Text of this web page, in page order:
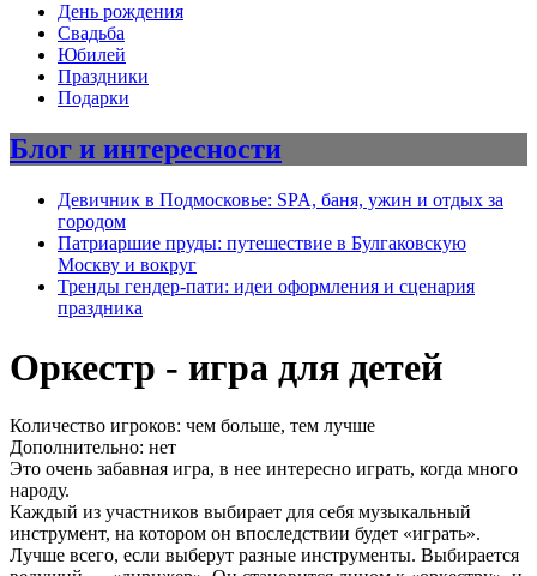
День рождения
Свадьба
Юбилей
Праздники
Подарки
Блог и интересности
Девичник в Подмосковье: SPA, баня, ужин и отдых за
городом
Патриаршие пруды: путешествие в Булгаковскую
Москву и вокруг
Тренды гендер-пати: идеи оформления и сценария
праздника
Оркестр - игра для детей
Количество игроков: чем больше, тем лучше
Дополнительно: нет
Это очень забавная игра, в нее интересно играть, когда много
народу.
Каждый из участников выбирает для себя музыкальный
инструмент, на котором он впоследствии будет «играть».
Лучше всего, если выберут разные инструменты. Выбирается